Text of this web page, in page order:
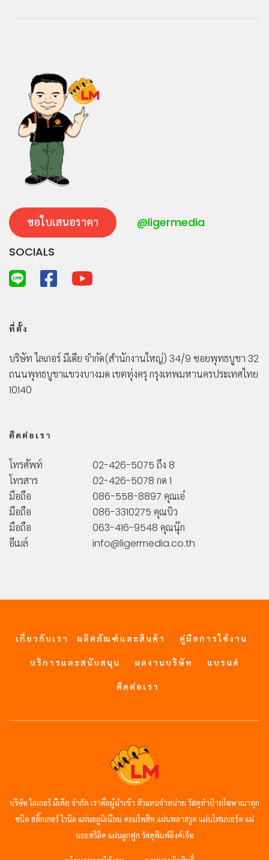
ที่ตั้ง
บริษัท ไลเกอร์ มีเดีย จำกัด(สำนักงานใหญ่) 34/9 ซอยพุทธบูชา 32
ถนนพุทธบูชาแขวงบางมด เขตทุ่งครุ กรุงเทพมหานครประเทศไทย
10140
ติดต่อเรา
โทรศัพท์
02-426-5075 ถึง 8
โทรสาร
02-426-5078 กด 1
มือถือ
086-558-8897 คุณเอ๋
มือถือ
086-3310275 คุณบิว
มือถือ
063-416-9548 คุณนุ๊ก
อีเมล์
info@ligermedia.co.th
ขอใบเสนอราคา
@ligermedia
SOCIALS
เกี่ยวกับเรา ผลิตภัณฑ์และสินค้า
คู่มือการใช้งาน
บริการและสนับสนุน
ผลงานบริษัท
แบรนด์
ติดต่อเรา
บริษัท ไลเกอร์ มีเดีย จำกัด เราคือผู้นำเข้า ตัวแทนจำหน่าย วัสดุทำป้ายโฆษาณาทุก
ชนิด สติ๊กเกอร์ ไวนิล แผ่นอลูมิเนียม คอมโพสิท แผ่นพลาสวูด แผ่นโฟมบอร์ด แผ่
นอะคริลิค แผ่นลูกฟูก วัสดุพิมพ์อิงค์เจ็ท